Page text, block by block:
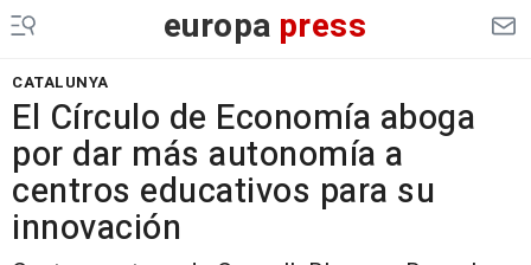
europa press
CATALUNYA
El Círculo de Economía aboga
por dar más autonomía a
centros educativos para su
innovación